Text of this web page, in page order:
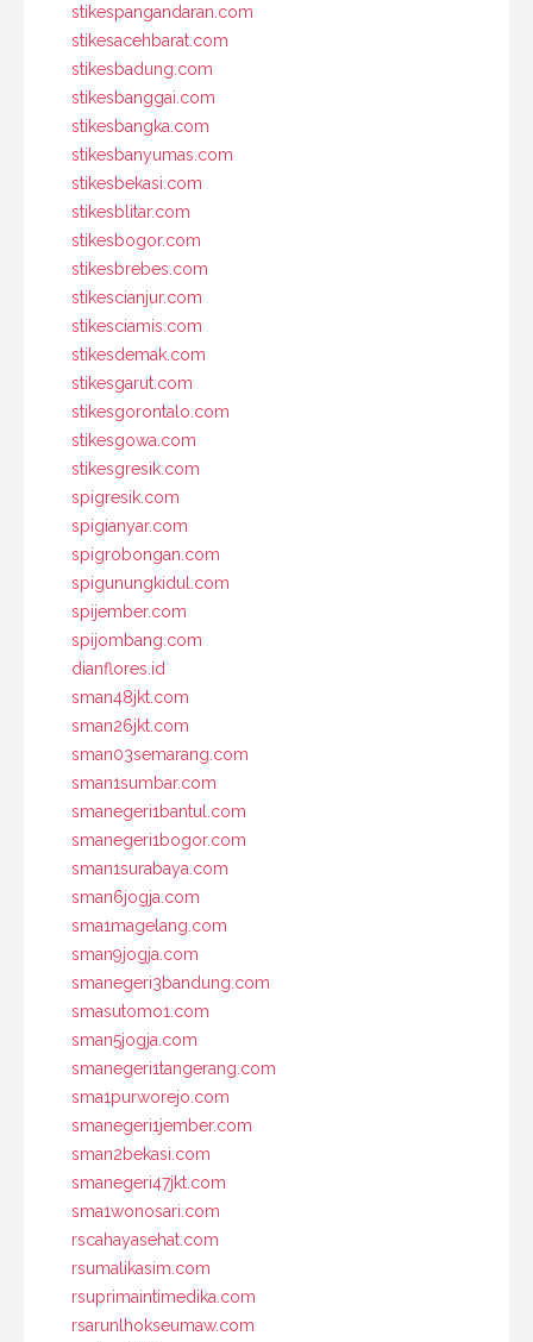
stikespangandaran.com
stikesacehbarat.com
stikesbadung.com
stikesbanggai.com
stikesbangka.com
stikesbanyumas.com
stikesbekasi.com
stikesblitar.com
stikesbogor.com
stikesbrebes.com
stikescianjur.com
stikesciamis.com
stikesdemak.com
stikesgarut.com
stikesgorontalo.com
stikesgowa.com
stikesgresik.com
spigresik.com
spigianyar.com
spigrobongan.com
spigunungkidul.com
spijember.com
spijombang.com
dianflores.id
sman48jkt.com
sman26jkt.com
sman03semarang.com
sman1sumbar.com
smanegeri1bantul.com
smanegeri1bogor.com
sman1surabaya.com
sman6jogja.com
sma1magelang.com
sman9jogja.com
smanegeri3bandung.com
smasutomo1.com
sman5jogja.com
smanegeri1tangerang.com
sma1purworejo.com
smanegeri1jember.com
sman2bekasi.com
smanegeri47jkt.com
sma1wonosari.com
rscahayasehat.com
rsumalikasim.com
rsuprimaintimedika.com
rsarunlhokseumaw.com